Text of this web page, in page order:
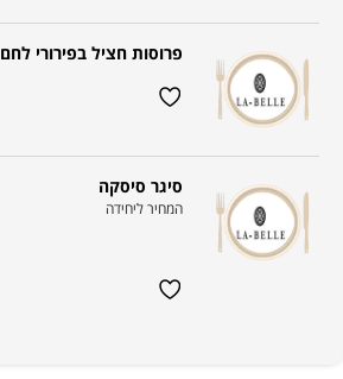
פרוסות חציל בפירורי לחם
סיגר סיסקה
המחיר ליחידה